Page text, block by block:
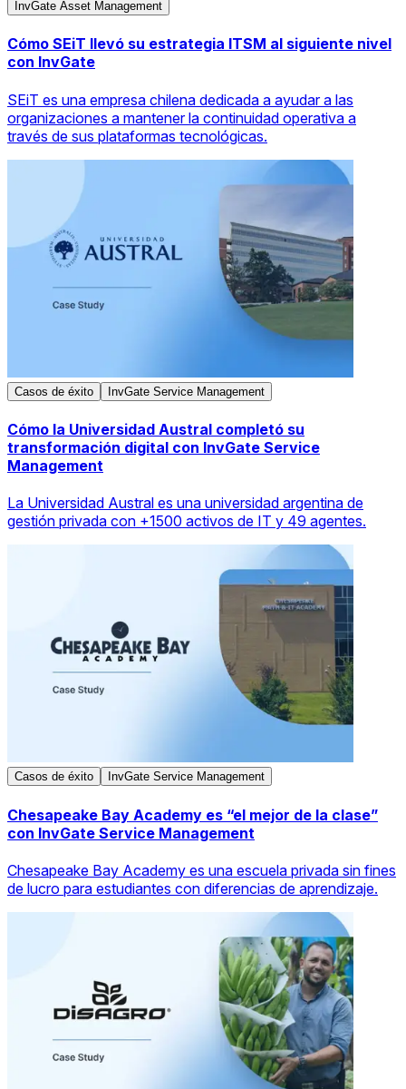
InvGate Asset Management
Cómo SEiT llevó su estrategia ITSM al siguiente nivel
con InvGate
SEiT es una empresa chilena dedicada a ayudar a las
organizaciones a mantener la continuidad operativa a
través de sus plataformas tecnológicas.
Casos de éxito InvGate Service Management
Cómo la Universidad Austral completó su
transformación digital con InvGate Service
Management
La Universidad Austral es una universidad argentina de
gestión privada con +1500 activos de IT y 49 agentes.
Casos de éxito InvGate Service Management
Chesapeake Bay Academy es “el mejor de la clase”
con InvGate Service Management
Chesapeake Bay Academy es una escuela privada sin fines
de lucro para estudiantes con diferencias de aprendizaje.